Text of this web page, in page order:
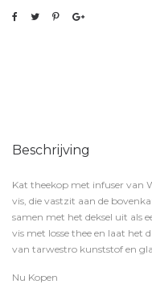
Beschrijving
Kat theekop met infuser van
vis, die vastzit aan de
samen met het deksel uit als
vis met losse thee en laat het
van tarwestro kunststof en
Nu Kopen